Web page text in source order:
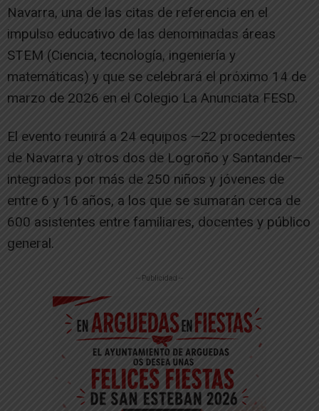
Navarra, una de las citas de referencia en el
impulso educativo de las denominadas áreas
STEM (Ciencia, tecnología, ingeniería y
matemáticas) y que se celebrará el próximo 14 de
marzo de 2026 en el Colegio La Anunciata FESD.
El evento reunirá a 24 equipos —22 procedentes
de Navarra y otros dos de Logroño y Santander—
integrados por más de 250 niños y jóvenes de
entre 6 y 16 años, a los que se sumarán cerca de
600 asistentes entre familiares, docentes y público
general.
-- Publicidad --